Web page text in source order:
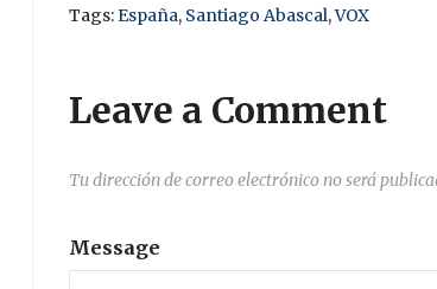
Tags:España, Santiago Abascal,VOX
Leave a Comment
Tu dirección de correo electrónico no será
Message